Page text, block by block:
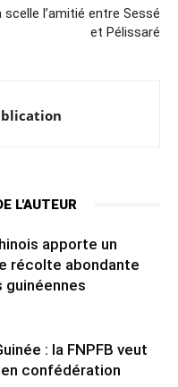
scelle l’amitié entre Sessé
et Pélissaré
L'AUTEUR
apporte un
récolte abondante
guinéennes
: la FNPFB veut
confédération